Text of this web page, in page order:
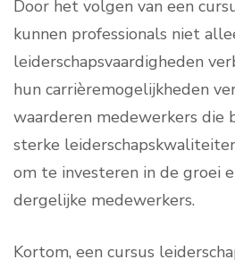
Door het volgen van een
kunnen professionals niet
leiderschapsvaardigheden
hun carrièremogelijkheden
waarderen medewerkers die
sterke
om te investeren in de groei
dergelijke medewerkers.
Kortom, een cursus